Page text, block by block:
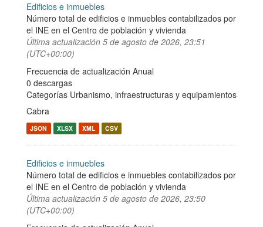
Edificios e inmuebles
Número total de edificios e inmuebles contabilizados por
el INE en el Centro de población y vivienda
Última actualización 5 de agosto de 2026, 23:51
(UTC+00:00)
Frecuencia de actualización Anual
0 descargas
Categorías Urbanismo, infraestructuras y equipamientos
Cabra
JSON XLSX XML CSV
Edificios e inmuebles
Número total de edificios e inmuebles contabilizados por
el INE en el Centro de población y vivienda
Última actualización 5 de agosto de 2026, 23:50
(UTC+00:00)